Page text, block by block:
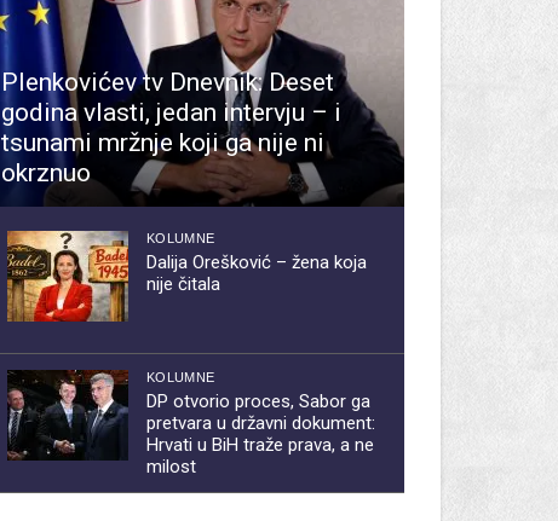
Plenkovićev tv Dnevnik: Deset
godina vlasti, jedan intervju – i
tsunami mržnje koji ga nije ni
okrznuo
KOLUMNE
Dalija Orešković – žena koja
nije čitala
KOLUMNE
DP otvorio proces, Sabor ga
pretvara u državni dokument:
Hrvati u BiH traže prava, a ne
milost